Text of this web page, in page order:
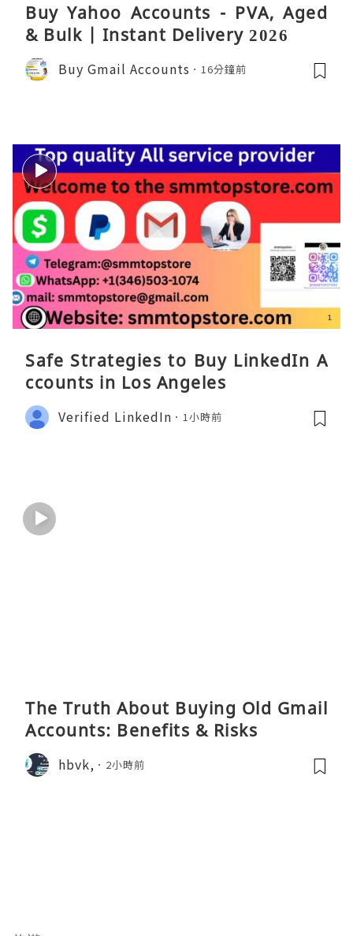
Buy Yahoo Accounts - PVA, Aged
& Bulk | Instant Delivery 2026
Buy Gmail Accounts 16分鐘前
Safe Strategies to Buy LinkedIn A
ccounts in Los Angeles
Verified LinkedIn 1小時前
The Truth About Buying Old Gmail
Accounts: Benefits & Risks
hbvk, 2小時前